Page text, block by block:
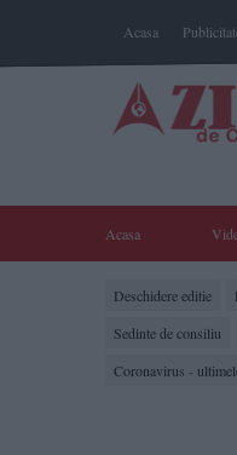
Acasa
Acasa
Deschidere editie
Sedinte de consiliu
Coronavirus -